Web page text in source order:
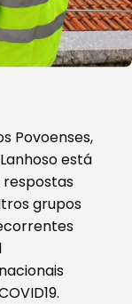
Povoenses,
está
grupos